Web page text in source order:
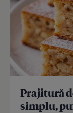
Prajitură
simplu,